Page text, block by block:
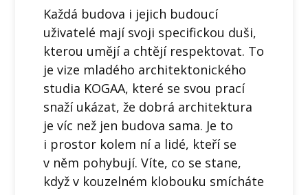
Každá budova i jejich budoucí
uživatelé mají svoji specifickou duši,
kterou umějí a chtějí respektovat. To
je vize mladého architektonického
studia KOGAA, které se svou prací
snaží ukázat, že dobrá architektura
je víc než jen budova sama. Je to
i prostor kolem ní a lidé, kteří se
v něm pohybují. Víte, co se stane,
když v kouzelném klobouku smícháte